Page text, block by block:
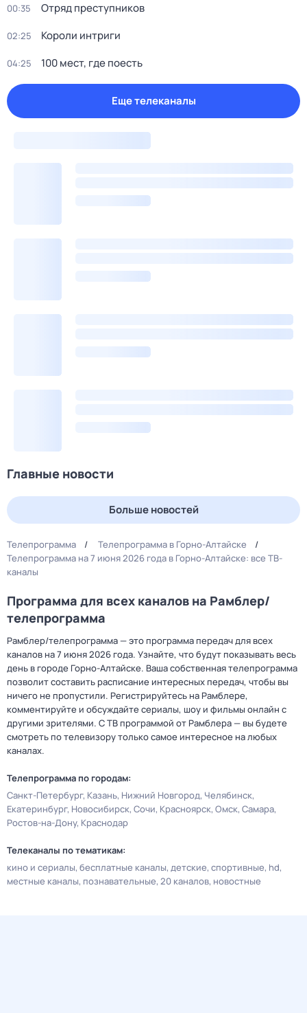
00:35 Отряд преступников
02:25 Короли интриги
04:25 100 мест, где поесть
Еще телеканалы
Главные новости
Больше новостей
Телепрограмма
Телепрограмма в Горно-Алтайске
Телепрограмма на 7 июня 2026 года в Горно-Алтайске: все ТВ-
каналы
Программа для всех каналов на Рамблер/
телепрограмма
Рамблер/телепрограмма — это программа передач для всех
каналов на 7 июня 2026 года. Узнайте, что будут показывать весь
день в городе Горно-Алтайске. Ваша собственная телепрограмма
позволит составить расписание интересных передач, чтобы вы
ничего не пропустили. Регистрируйтесь на Рамблере,
комментируйте и обсуждайте сериалы, шоу и фильмы онлайн с
другими зрителями. С ТВ программой от Рамблера — вы будете
смотреть по телевизору только самое интересное на любых
каналах.
Телепрограмма по городам:
Санкт-Петербург Казань Нижний Новгород Челябинск
Екатеринбург Новосибирск Сочи Красноярск Омск Самара
Ростов-на-Дону Краснодар
Телеканалы по тематикам:
кино и сериалы бесплатные каналы детские спортивные hd
местные каналы познавательные 20 каналов новостные